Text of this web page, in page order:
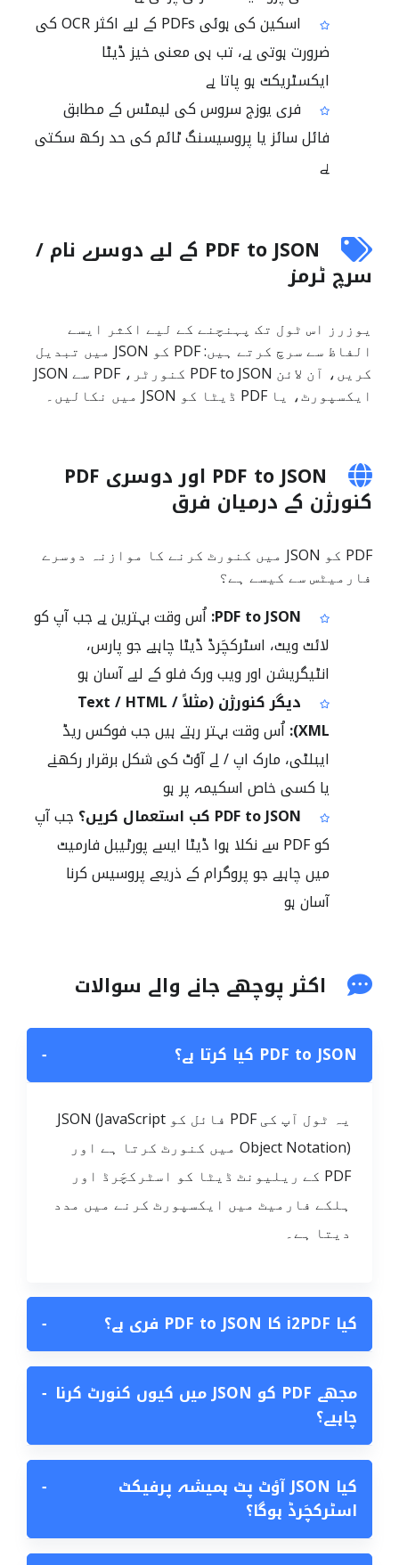
اسکین کی ہوئی PDFs کے لیے اکثر OCR کی
ضرورت ہوتی ہے، تب ہی معنی خیز ڈیٹا
ایکسٹریکٹ ہو پاتا ہے
فری یوزج سروس کی لیمٹس کے مطابق
فائل سائز یا پروسیسنگ ٹائم کی حد رکھ سکتی
ہے
PDF to JSON کے لیے دوسرے نام /
سرچ ٹرمز
یوزرز اس ٹول تک پہنچنے کے لیے اکثر ایسے
الفاظ سے سرچ کرتے ہیں: PDF کو JSON میں تبدیل
کریں، آن لائن PDF to JSON کنورٹر، PDF سے JSON
ایکسپورٹ، یا PDF ڈیٹا کو JSON میں نکالیں۔
PDF to JSON اور دوسری PDF
کنورژن کے درمیان فرق
PDF کو JSON میں کنورٹ کرنے کا موازنہ دوسرے
فارمیٹس سے کیسے ہے؟
PDF to JSON: اُس وقت بہترین ہے جب آپ کو
لائٹ ویٹ، اسٹرکچَرڈ ڈیٹا چاہیے جو پارس،
انٹیگریشن اور ویب ورک فلو کے لیے آسان ہو
دیگر کنورژن (مثلاً Text / HTML /
XML): اُس وقت بہتر رہتے ہیں جب فوکس ریڈ
ایبلٹی، مارک اپ / لے آؤٹ کی شکل برقرار رکھنے
یا کسی خاص اسکیمہ پر ہو
PDF to JSON کب استعمال کریں؟
جب آپ
کو PDF سے نکلا ہوا ڈیٹا ایسے پورٹیبل فارمیٹ
میں چاہیے جو پروگرام کے ذریعے پروسیس کرنا
آسان ہو
اکثر پوچھے جانے والے سوالات
PDF to JSON کیا کرتا ہے؟ −
یہ ٹول آپ کی PDF فائل کو JSON (JavaScript
Object Notation) میں کنورٹ کرتا ہے اور
PDF کے ریلیونٹ ڈیٹا کو اسٹرکچَرڈ اور
ہلکے فارمیٹ میں ایکسپورٹ کرنے میں مدد
دیتا ہے۔
کیا i2PDF کا PDF to JSON فری ہے؟ −
مجھے PDF کو JSON میں کیوں کنورٹ کرنا
چاہیے؟
−
کیا JSON آؤٹ پٹ ہمیشہ پرفیکٹ
اسٹرکچَرڈ ہوگا؟
−